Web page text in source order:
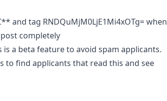
and tag RNDQuMjM0LjE1Mi4xOTg= when
completely
is a beta feature to avoid spam applicants.
to find applicants that read this and see